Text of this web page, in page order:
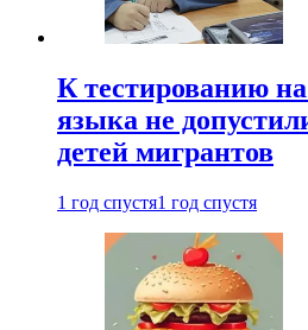
К тестированию на
языка не
детей мигрантов
1 год спустя1 год спустя